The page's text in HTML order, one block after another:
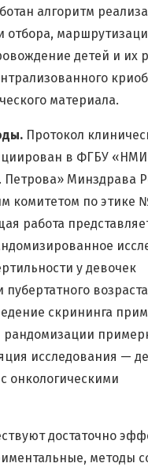
алгоритм
отбора,
детей и их
материала.
Протокол
в ФГБУ
Петрова» Минздрава
комитетом по этике
работа
у девочек
пубертатного
скрининга
рандомизации
исследования —
онкологическими
достаточно
методы